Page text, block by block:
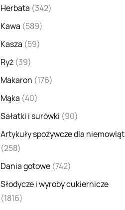
Herbata (342)
Kawa (589)
Kasza (59)
Ryż (39)
Makaron (176)
Mąka (40)
Sałatki i surówki (90)
Artykuły spożywcze dla niemowląt
(258)
Dania gotowe (742)
Słodycze i wyroby cukiernicze
(1816)